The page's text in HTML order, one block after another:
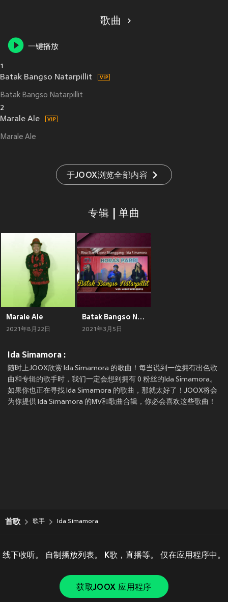
歌曲
一键播放
1
Batak Bangso Natarpillit
Batak Bangso Natarpillit
2
Marale Ale
Marale Ale
于JOOX浏览全部内容
专辑 | 单曲
Marale Ale
2021年8月22日
Batak Bangso Natarpillit
2021年3月5日
Ida Simamora :
随时上JOOX欣赏 Ida Simamora 的歌曲！每当说到一位拥有出色歌
曲和专辑的歌手时，我们一定会想到拥有 0 粉丝的Ida Simamora。
如果你也正在寻找 Ida Simamora 的歌曲，那就太好了！JOOX将会
为你提供 Ida Simamora 的MV和歌曲合辑，你必会喜欢这些歌曲！
首歌 歌手 Ida Simamora
线下收听。 自制播放列表。 K歌，直播等。 仅在应用程序中。
获取JOOX 应用程序